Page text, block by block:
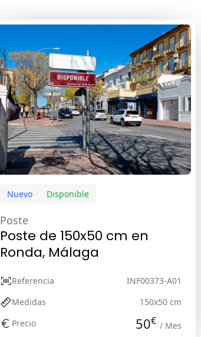
Nuevo Disponible
Poste
Poste de 150x50 cm en
Ronda, Málaga
Referencia
INF00373-A01
Medidas
150x50 cm
Precio
50€ / Mes